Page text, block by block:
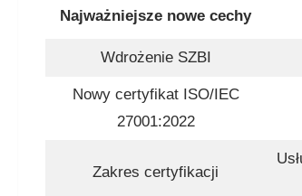
Najważniejsze nowe cechy
Wdrożenie SZBI
Nowy certyfikat ISO/IEC
27001:2022
Zakres certyfikacji